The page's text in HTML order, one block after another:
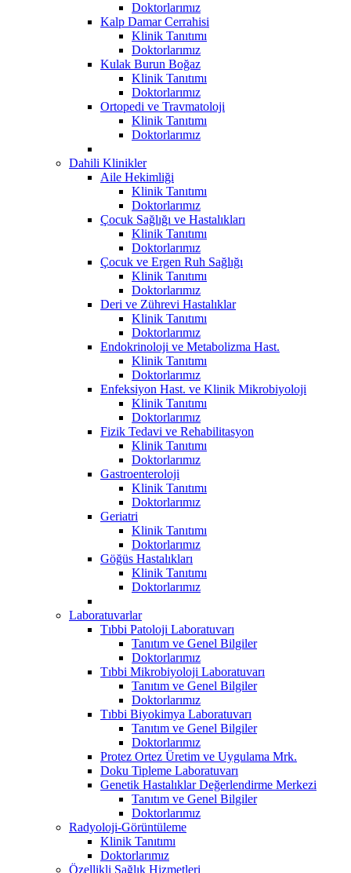
Doktorlarımız
Kalp Damar Cerrahisi
Klinik Tanıtımı
Doktorlarımız
Kulak Burun Boğaz
Klinik Tanıtımı
Doktorlarımız
Ortopedi ve Travmatoloji
Klinik Tanıtımı
Doktorlarımız
Dahili Klinikler
Aile Hekimliği
Klinik Tanıtımı
Doktorlarımız
Çocuk Sağlığı ve Hastalıkları
Klinik Tanıtımı
Doktorlarımız
Çocuk ve Ergen Ruh Sağlığı
Klinik Tanıtımı
Doktorlarımız
Deri ve Zührevi Hastalıklar
Klinik Tanıtımı
Doktorlarımız
Endokrinoloji ve Metabolizma Hast.
Klinik Tanıtımı
Doktorlarımız
Enfeksiyon Hast. ve Klinik Mikrobiyoloji
Klinik Tanıtımı
Doktorlarımız
Fizik Tedavi ve Rehabilitasyon
Klinik Tanıtımı
Doktorlarımız
Gastroenteroloji
Klinik Tanıtımı
Doktorlarımız
Geriatri
Klinik Tanıtımı
Doktorlarımız
Göğüs Hastalıkları
Klinik Tanıtımı
Doktorlarımız
Laboratuvarlar
Tıbbi Patoloji Laboratuvarı
Tanıtım ve Genel Bilgiler
Doktorlarımız
Tıbbi Mikrobiyoloji Laboratuvarı
Tanıtım ve Genel Bilgiler
Doktorlarımız
Tıbbi Biyokimya Laboratuvarı
Tanıtım ve Genel Bilgiler
Doktorlarımız
Protez Ortez Üretim ve Uygulama Mrk.
Doku Tipleme Laboratuvarı
Genetik Hastalıklar Değerlendirme Merkezi
Tanıtım ve Genel Bilgiler
Doktorlarımız
Radyoloji-Görüntüleme
Klinik Tanıtımı
Doktorlarımız
Özellikli Sağlık Hizmetleri